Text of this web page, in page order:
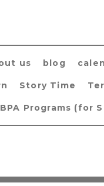
us blog
Story Time
Programs (for